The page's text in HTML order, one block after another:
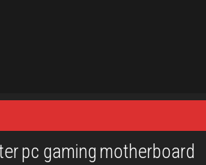
pc gamingmotherboard